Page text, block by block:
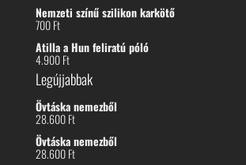
Nemzeti színű szilikon karkötő
700Ft
Atilla a Hun feliratú póló
4.900Ft
Legújjabbak
Övtáska nemezből
28.600Ft
Övtáska nemezből
28.600Ft